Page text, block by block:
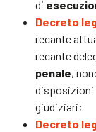
di
Decreto
recante
recante
penale,
disposizioni
giudiziari;
Decreto